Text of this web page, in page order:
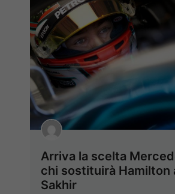
Arriva la scelta
chi sostituirà Hamilton
Sakhir